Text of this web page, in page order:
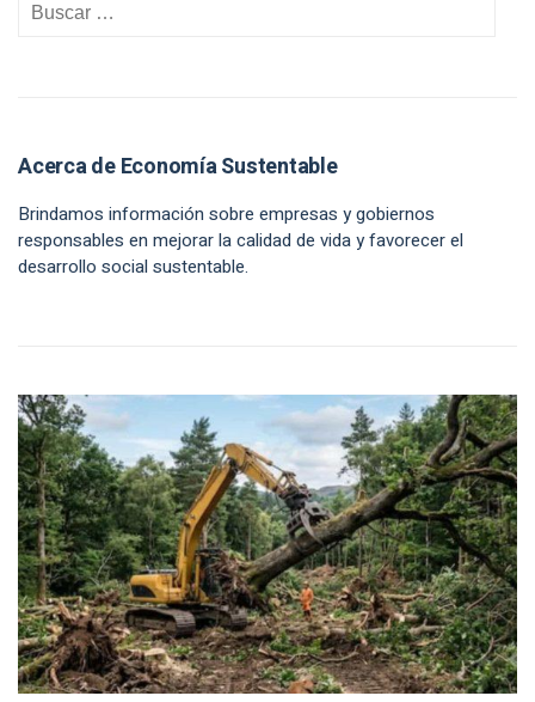
Acerca de Economía Sustentable
Brindamos información sobre empresas y gobiernos
responsables en mejorar la calidad de vida y favorecer el
desarrollo social sustentable.